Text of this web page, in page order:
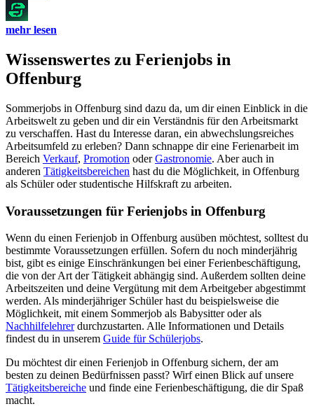
mehr lesen
Wissenswertes zu Ferienjobs in
Offenburg
Sommerjobs in Offenburg sind dazu da, um dir einen Einblick in die
Arbeitswelt zu geben und dir ein Verständnis für den Arbeitsmarkt
zu verschaffen. Hast du Interesse daran, ein abwechslungsreiches
Arbeitsumfeld zu erleben? Dann schnappe dir eine Ferienarbeit im
Bereich Verkauf, Promotion oderGastronomie. Aber auch in
anderen Tätigkeitsbereichen hast du die Möglichkeit, in Offenburg
als Schüler oder studentische Hilfskraft zu arbeiten.
Voraussetzungen für Ferienjobs in Offenburg
Wenn du einen Ferienjob in Offenburg ausüben möchtest, solltest du
bestimmte Voraussetzungen erfüllen. Sofern du noch minderjährig
bist, gibt es einige Einschränkungen bei einer Ferienbeschäftigung,
die von der Art der Tätigkeit abhängig sind. Außerdem sollten deine
Arbeitszeiten und deine Vergütung mit dem Arbeitgeber abgestimmt
werden. Als minderjähriger Schüler hast du beispielsweise die
Möglichkeit, mit einem Sommerjob als Babysitter oder als
Nachhilfelehrerdurchzustarten. Alle Informationen und Details
findest du in unserem Guide für Schülerjobs.
Du möchtest dir einen Ferienjob in Offenburg sichern, der am
besten zu deinen Bedürfnissen passt? Wirf einen Blick auf unsere
Tätigkeitsbereiche und finde eine Ferienbeschäftigung, die dir Spaß
macht.